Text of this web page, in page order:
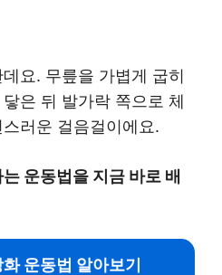
요. 무릎을 가볍게 굽히
은 뒤 발가락 쪽으로 체
러운 걸음걸이에요.
운동법을 지금 바로 배
운동법 알아보기